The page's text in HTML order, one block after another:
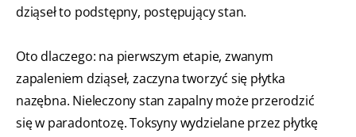
dziąseł to podstępny, postępujący stan.
Oto dlaczego: na pierwszym etapie, zwanym
zapaleniem dziąseł, zaczyna tworzyć się płytka
nazębna. Nieleczony stan zapalny może przerodzić
się w paradontozę. Toksyny wydzielane przez płytkę